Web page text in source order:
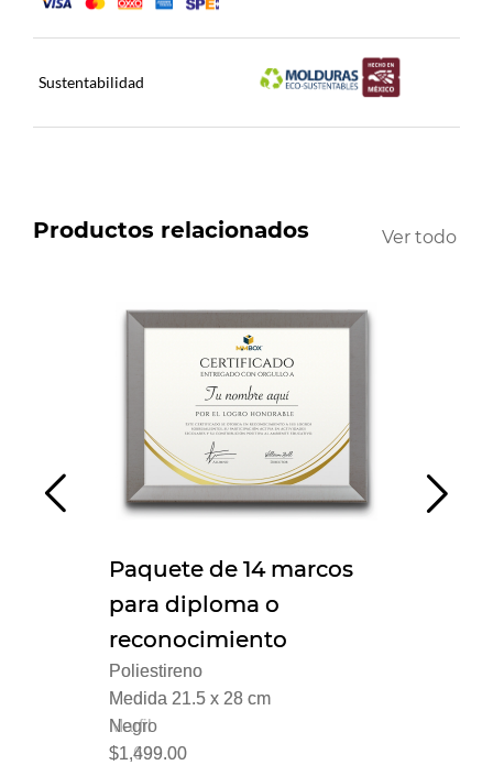
Sustentabilidad
Productos relacionados Ver todo
Paquete de 14 marcos
para diploma o
reconocimiento
Poliestireno
Medida 21.5 x 28 cm
Marfil
$1,699.00
Paquete de 14 marcos
para diploma o
reconocimiento
Poliestireno
Medida 21.5 x 28 cm
Negro
$1,499.00